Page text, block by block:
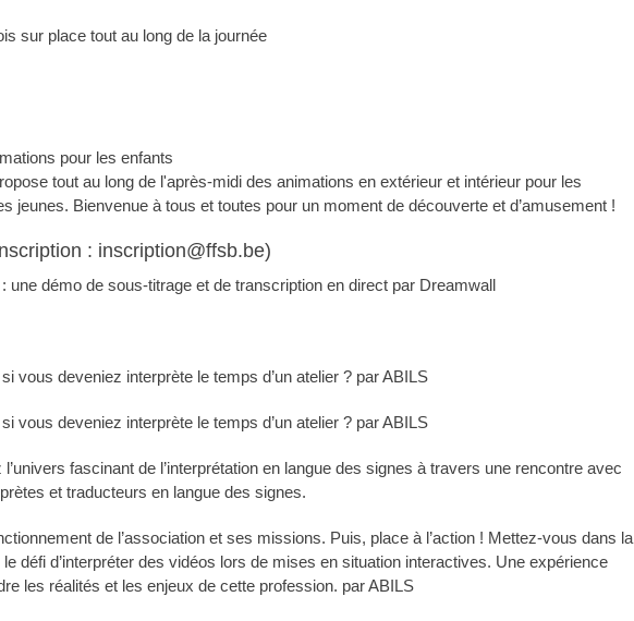
sur place tout au long de la journée
pour les enfants
tout au long de l'après-midi des animations en extérieur et intérieur pour les
jeunes. Bienvenue à tous et toutes pour un moment de découverte et d’amusement !
: inscription@ffsb.be)
une démo de sous-titrage et de transcription en direct par Dreamwall
vous deveniez interprète le temps d’un atelier ? par ABILS
vous deveniez interprète le temps d’un atelier ? par ABILS
fascinant de l’interprétation en langue des signes à travers une rencontre avec
et traducteurs en langue des signes.
de l’association et ses missions. Puis, place à l’action ! Mettez-vous dans la
le défi d’interpréter des vidéos lors de mises en situation interactives. Une expérience
les réalités et les enjeux de cette profession. par ABILS